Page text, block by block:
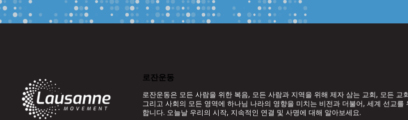
로잔운동
로잔운동은 모든 사람을 위한 복음, 모든 사람과 지역을 위해 제자 삼는 교회, 모든 교
그리고 사회의 모든 영역에 하나님 나라의 영향을 미치는 비전과 더불어, 세계 선교
합니다. 오늘날 우리의 시작, 지속적인 연결 및 사명에 대해 알아보세요.